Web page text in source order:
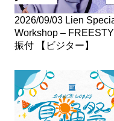
2026/09/03 Lien
Workshop –
振付 【ビジター】